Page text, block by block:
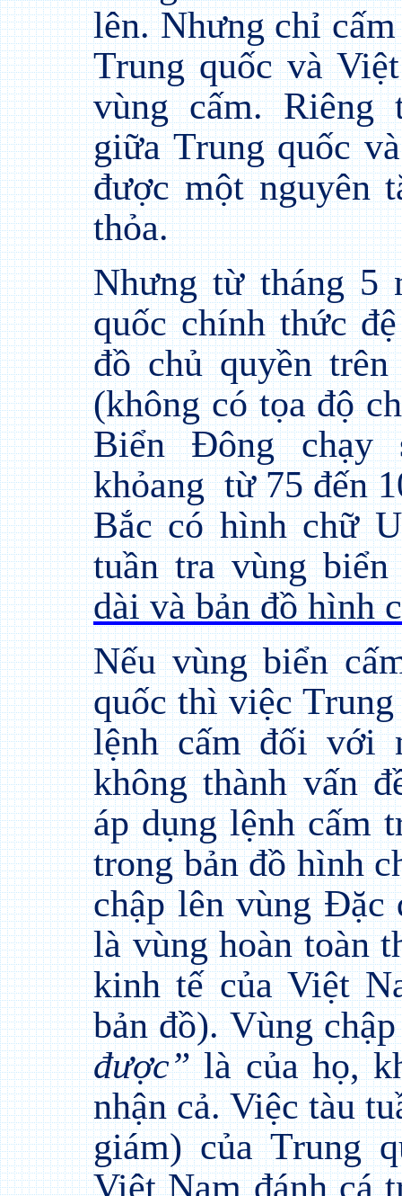
lên. Nhưng chỉ
Trung quốc và
vùng cấm.
giữa Trung quốc
được một nguyên
thỏa.
Nhưng từ tháng 5
quốc chính thức
đồ chủ quyền
(không có tọa độ
Biển Đông chạy
khỏang từ 75 đến
Bắc có hình chữ
tuần tra vùng
dài và bản đồ hình
Nếu vùng biển
quốc thì việc
lệnh cấm đối với
không thành vấn
áp dụng lệnh cấm
trong bản đồ hình
chập lên vùng
là vùng hoàn toàn
kinh tế của Việt
bản đồ). Vùng
được”là của họ,
nhận cả. Việc tàu
giám) của Trung
Việt Nam đánh cá